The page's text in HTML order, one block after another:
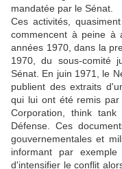
mandatée par le Sénat.
Ces activités,
commencent à peine à
années 1970, dans la
1970, du sous-comité
Sénat. En juin 1971, le
publient des extraits
qui lui ont été remis par
Corporation, think
Défense. Ces
gouvernementales et
informant par
d'intensifier le conflit